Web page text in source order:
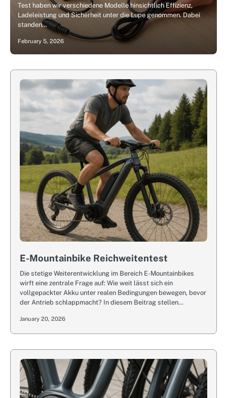
Test haben wir verschiedene Modelle hinsichtlich Effizienz,
Ladeleistung und Sicherheit unter die Lupe genommen. Dabei
standen…
February 5, 2026
E-Mountainbike Reichweitentest
Die stetige Weiterentwicklung im Bereich E-Mountainbikes
wirft eine zentrale Frage auf: Wie weit lässt sich ein
vollgepackter Akku unter realen Bedingungen bewegen, bevor
der Antrieb schlappmacht? In diesem Beitrag stellen…
January 20, 2026